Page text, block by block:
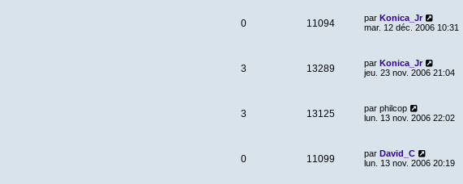
0 11094 par Konica_Jr
mar. 12 déc. 2006 10:31
3 13289 par Konica_Jr
jeu. 23 nov. 2006 21:04
3 13125 par philcop
lun. 13 nov. 2006 22:02
0 11099 par David_C
lun. 13 nov. 2006 20:19